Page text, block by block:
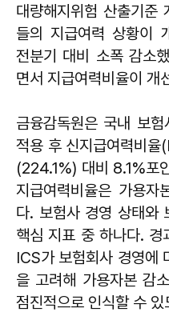
대량해지위험 산출기준
들의 지급여력 상황이
전분기 대비 소폭 감소
면서 지급여력비율이 개
금융감독원은 국내 보
적용 후 신지급여력비
(224.1%) 대비 8.1%포
지급여력비율은 가용자
다. 보험사 경영 상태와
핵심 지표 중 하나다. 경
ICS가 보험회사 경영에
을 고려해 가용자본 감
점진적으로 인식할 수